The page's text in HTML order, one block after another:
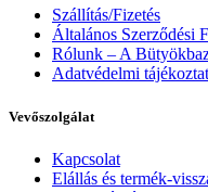
Szállítás/Fizetés
Általános Szerződési
Rólunk – A
Adatvédelmi
Vevőszolgálat
Kapcsolat
Elállás és termék-